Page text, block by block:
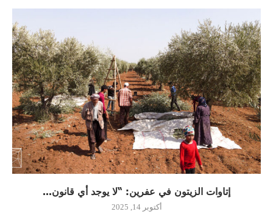
إتاوات الزيتون في عفرين: “لا يوجد أي قانون...
أكتوبر 14, 2025